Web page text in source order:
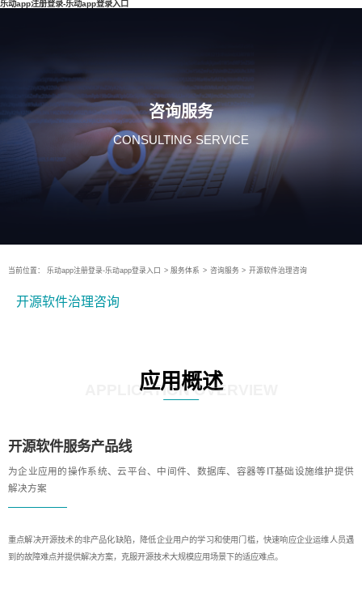
乐动app注册登录-乐动app登录入口
咨询服务
CONSULTING SERVICE
当前位置： 乐动app注册登录-乐动app登录入口 > 服务体系 > 咨询服务 > 开源软件治理咨询
开源软件治理咨询
应用概述
APPLICATION OVERVIEW
开源软件服务产品线
为企业应用的操作系统、云平台、中间件、数据库、容器等IT基础设施维护提供
解决方案
重点解决开源技术的非产品化缺陷，降低企业用户的学习和使用门槛，快速响应企业运维人员遇
到的故障难点并提供解决方案，克服开源技术大规模应用场景下的适应难点。